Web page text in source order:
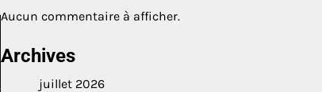
Aucun commentaire à afficher.
Archives
juillet 2026